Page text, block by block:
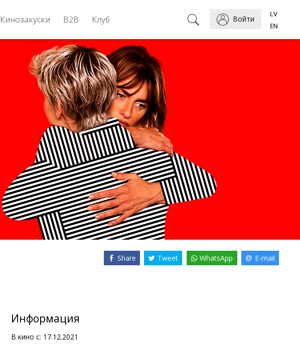
Кинозакуски B2B Клуб Войти
Share Tweet WhatsApp E-mail
Информация
В кино с: 17.12.2021